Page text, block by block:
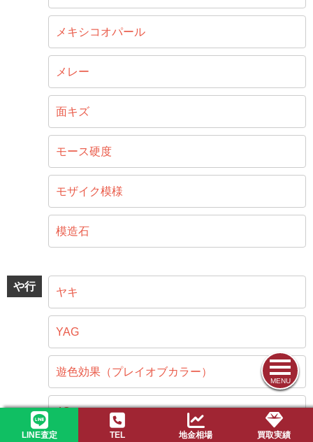
MENU
LINE査定 TEL 地金相場 買取実績
メキシコオパール
メレー
面キズ
モース硬度
モザイク模様
模造石
や行 ヤキ
YAG
遊色効果（プレイオブカラー）
4C